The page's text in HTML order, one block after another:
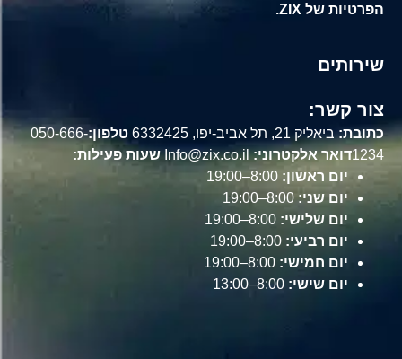
הפרטיות של ZIX.
שירותים
צור קשר:
כתובת:ביאליק 21, תל אביב-יפו, 6332425 טלפון:050-666-
1234דואר אלקטרוני:Info@zix.co.il
שעות פעילות:
יום ראשון:
יום שני:
יום שלישי:
יום רביעי:
יום חמישי:
יום שישי: